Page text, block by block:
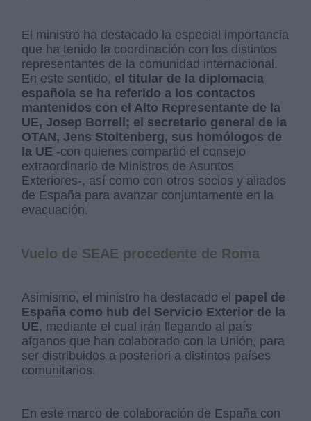
El ministro ha destacado la especial importancia
que ha tenido la coordinación con los distintos
representantes de la comunidad internacional.
En este sentido, el titular de la diplomacia
española se ha referido a los contactos
mantenidos con el Alto Representante de la
UE, Josep Borrell; el secretario general de la
OTAN, Jens Stoltenberg, sus homólogos de
la UE -con quienes compartió el consejo
extraordinario de Ministros de Asuntos
Exteriores-, así como con otros socios y aliados
de España para avanzar conjuntamente en la
evacuación.
Vuelo de SEAE procedente de Roma
Asimismo, el ministro ha destacado el papel de
España como hub del Servicio Exterior de la
UE, mediante el cual irán llegando al país
afganos que han colaborado con la Unión, para
ser distribuidos a posteriori a distintos países
comunitarios.
En este marco de colaboración de España con